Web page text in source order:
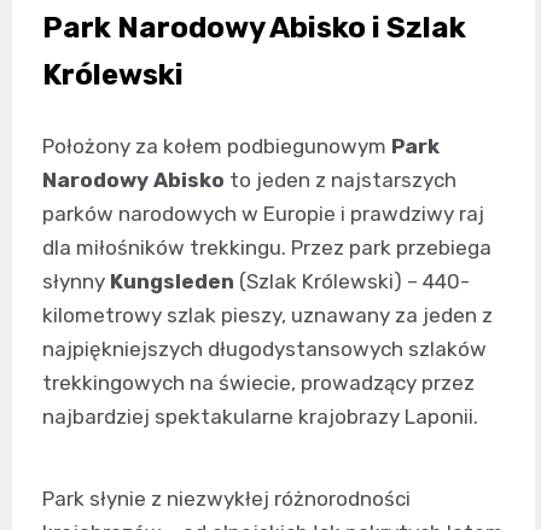
Park Narodowy Abisko i Szlak
Królewski
Położony za kołem podbiegunowym Park
Narodowy Abisko to jeden z najstarszych
parków narodowych w Europie i prawdziwy raj
dla miłośników trekkingu. Przez park przebiega
słynny Kungsleden (Szlak Królewski) – 440-
kilometrowy szlak pieszy, uznawany za jeden z
najpiękniejszych długodystansowych szlaków
trekkingowych na świecie, prowadzący przez
najbardziej spektakularne krajobrazy Laponii.
Park słynie z niezwykłej różnorodności